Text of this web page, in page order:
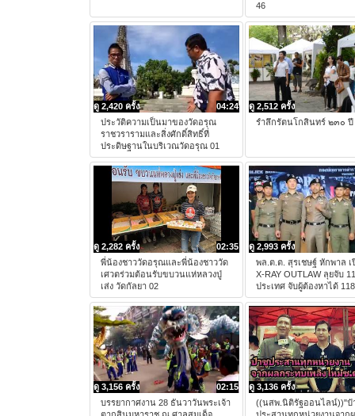
46
04:24
ดู 2,420 ครั้ง
ประวัติความเป็นมาของวัดอรุณ
ราชวรารามและสิ่งศักดิ์สิทธิ์ที่
ประดิษฐานในบริเวณวัดอรุณ 01
ดู 2,512 ครั้ง
รำลึกรัตนโกสินทร์ ๒๓๐ ปี
02:35
ดู 2,282 ครั้ง
พี่น้องชาววัดอรุณและพี่น้องชาววัด
เศวตร่วมต้อนรับขบวนแห่หลวงปู่
เส่ง วัดกัลยา 02
ดู 2,993 ครั้ง
พล.ต.ต. สุรเชษฐ์ หักพาล
X-RAY OUTLAW ลุยจับ
ประเทศ จับผู้ต้องหาได้
02:15
ดู 3,156 ครั้ง
บรรยากาศงาน 28 ธันวาวันพระเจ้า
ดู 3,136 ครั้ง
((นสพ.นิติรัฐออนไลน์))"ป๋